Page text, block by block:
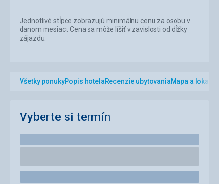
Jednotlivé stĺpce zobrazujú minimálnu cenu za osobu v
danom mesiaci. Cena sa môže líšiť v zavislosti od dĺžky
zájazdu.
Všetky ponukyPopis hotelaRecenzie ubytovaniaMapa a lokalita
Vyberte si termín